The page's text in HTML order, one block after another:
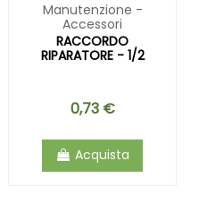
Manutenzione -
Accessori
RACCORDO
RIPARATORE - 1/2
0,73 €
Acquista